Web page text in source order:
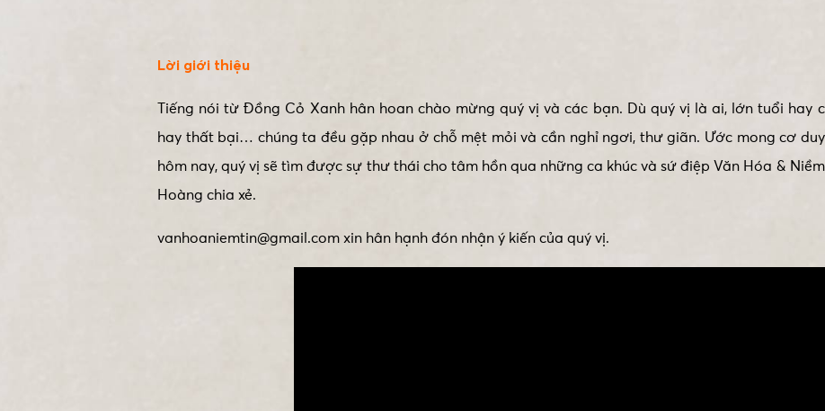
Lời giới thiệu
Tiếng nói từ Đồng Cỏ Xanh hân hoan chào mừng quý vị và các bạn. Dù quý vị là ai, lớn tuổi hay
hay thất bại… chúng ta đều gặp nhau ở chỗ mệt mỏi và cần nghỉ ngơi, thư giãn. Ước mong cơ
hôm nay, quý vị sẽ tìm được sự thư thái cho tâm hồn qua những ca khúc và sứ điệp Văn Hóa &
Hoàng chia xẻ.
vanhoaniemtin@gmail.com xin hân hạnh đón nhận ý kiến của quý vị.